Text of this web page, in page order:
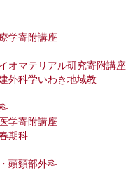
学寄附講座
オマテリアル研究寄附講座
外科学いわき地域教
学寄附講座
期科
頭頸部外科